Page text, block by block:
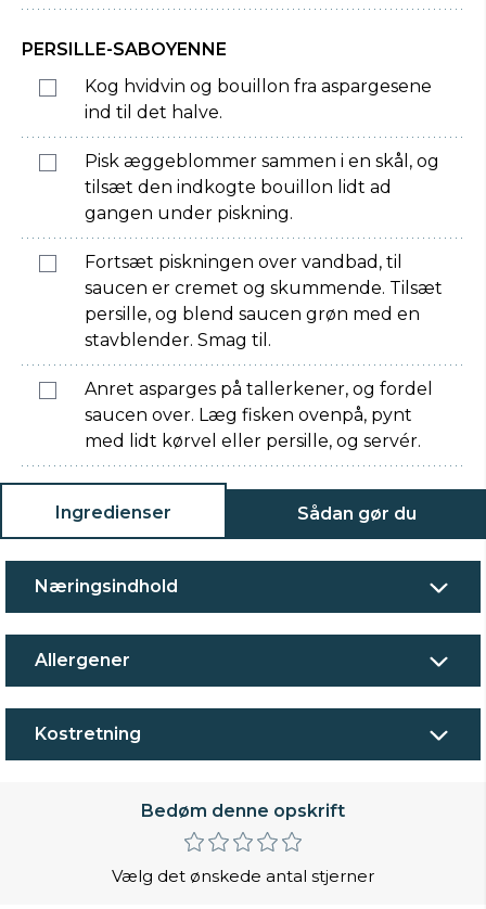
PERSILLE-SABOYENNE
Kog hvidvin og bouillon fra aspargesene
ind til det halve.
Pisk æggeblommer sammen i en skål, og
tilsæt den indkogte bouillon lidt ad
gangen under piskning.
Fortsæt piskningen over vandbad, til
saucen er cremet og skummende. Tilsæt
persille, og blend saucen grøn med en
stavblender. Smag til.
Anret asparges på tallerkener, og fordel
saucen over. Læg fisken ovenpå, pynt
med lidt kørvel eller persille, og servér.
Ingredienser Sådan gør du
Næringsindhold
Allergener
Kostretning
Bedøm denne opskrift
Vælg det ønskede antal stjerner